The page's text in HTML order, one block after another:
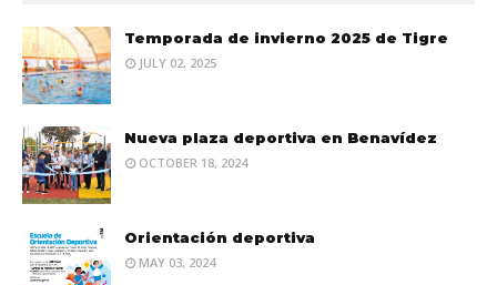
Temporada de invierno 2025 de Tigre
JULY 02, 2025
Nueva plaza deportiva en Benavídez
OCTOBER 18, 2024
Orientación deportiva
MAY 03, 2024